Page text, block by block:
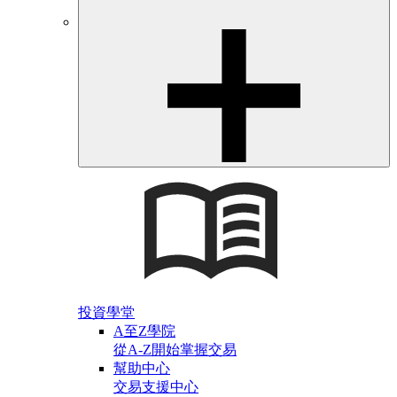
投資學堂
A至Z學院
從A-Z開始掌握交易
幫助中心
交易支援中心